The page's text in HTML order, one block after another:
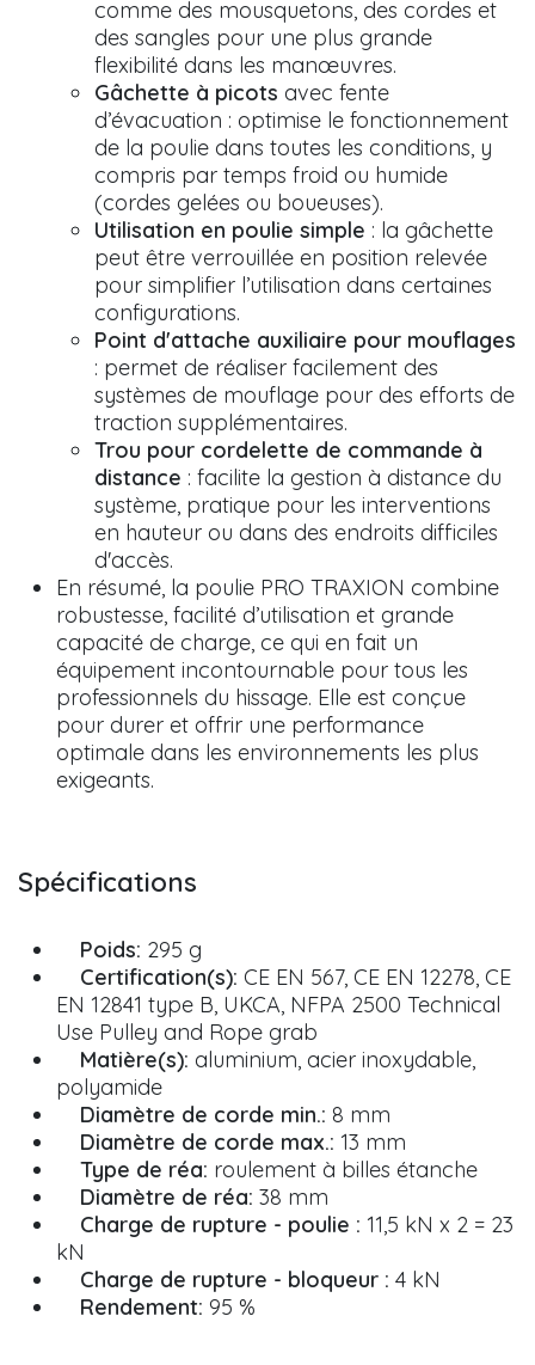
comme des mousquetons, des cordes et
des sangles pour une plus grande
flexibilité dans les manœuvres.
Gâchette à picots avec fente
d’évacuation : optimise le fonctionnement
de la poulie dans toutes les conditions, y
compris par temps froid ou humide
(cordes gelées ou boueuses).
Utilisation en poulie simple : la gâchette
peut être verrouillée en position relevée
pour simplifier l’utilisation dans certaines
configurations.
Point d'attache auxiliaire pour mouflages
: permet de réaliser facilement des
systèmes de mouflage pour des efforts de
traction supplémentaires.
Trou pour cordelette de commande à
distance : facilite la gestion à distance du
système, pratique pour les interventions
en hauteur ou dans des endroits difficiles
d'accès.
En résumé, la poulie PRO TRAXION combine
robustesse, facilité d’utilisation et grande
capacité de charge, ce qui en fait un
équipement incontournable pour tous les
professionnels du hissage. Elle est conçue
pour durer et offrir une performance
optimale dans les environnements les plus
exigeants.
Spécifications
Poids: 295 g
Certification(s): CE EN 567, CE EN 12278, CE
EN 12841 type B, UKCA, NFPA 2500 Technical
Use Pulley and Rope grab
Matière(s): aluminium, acier inoxydable,
polyamide
Diamètre de corde min.: 8 mm
Diamètre de corde max.: 13 mm
Type de réa: roulement à billes étanche
Diamètre de réa: 38 mm
Charge de rupture - poulie : 11,5 kN x 2 = 23
kN
Charge de rupture - bloqueur : 4 kN
Rendement: 95 %